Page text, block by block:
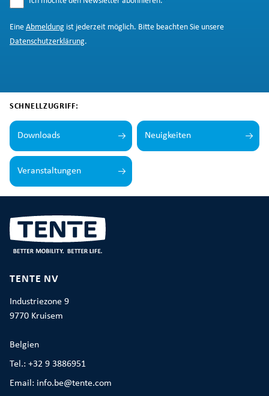
Eine Abmeldung ist jederzeit möglich. Bitte beachten Sie unsere
Datenschutzerklärung.
SCHNELLZUGRIFF:
Downloads Neuigkeiten
Veranstaltungen
TENTE NV
Industriezone 9
9770 Kruisem
Belgien
Tel.: +32 9 3886951
Email: info.be@tente.com